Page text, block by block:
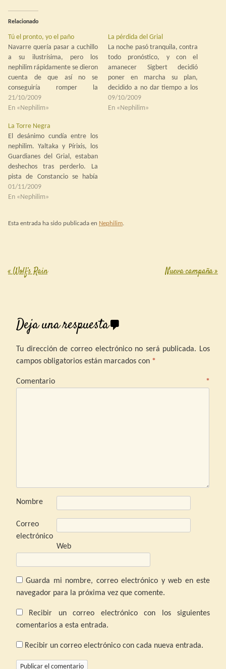
Relacionado
Tú el pronto, yo el paño
Navarre quería pasar a cuchillo
a su ilustrísima, pero los
nephilim rápidamente se dieron
cuenta de que así no se
conseguiría romper la
maldición. El plan que
propusieron los Guardianes era
logró ganarse el apoyo del
caballero. Aunque fuera
porque, si fallaba, sólo sería
un…
21/10/2009
En «Nephilim»
La pérdida del Grial
La noche pasó tranquila, contra
todo pronóstico, y con el
amanecer Sigbert decidió
poner en marcha su plan,
decidido a no dar tiempo a los
nephilim a llevar a cabo los
suyos y, al mismo tiempo,
09/10/2009
En «Nephilim»
La Torre Negra
El desánimo cundía entre los
nephilim. Yaltaka y Pírixis, los
Guardianes del Grial, estaban
deshechos tras perderlo. La
pista de Constancio se había
borrado en Aquila, donde
perdieron un tiempo precioso, y
primos les perseguía. El mundo,
01/11/2009
En «Nephilim»
Esta entrada ha sido publicada en Nephilim.
Post navigation
«Wolf’s Rain Nueva campaña»
Deja una respuesta
Tu dirección de correo electrónico no será publicada. Los
campos obligatorios están marcados con *
Comentario *
Nombre
Correo
electrónico
Web
Guarda mi nombre, correo electrónico y web en este
navegador para la próxima vez que comente.
Recibir un correo electrónico con los siguientes
comentarios a esta entrada.
Recibir un correo electrónico con cada nueva entrada.